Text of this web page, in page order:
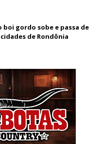
boi gordo sobe e passa de
cidades de Rondônia